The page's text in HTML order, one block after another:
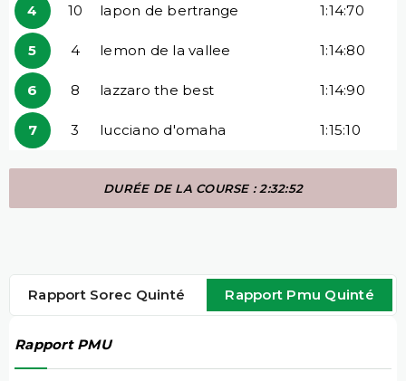
4 10 lapon de bertrange 1:14:70
5 4 lemon de la vallee 1:14:80
6 8 lazzaro the best 1:14:90
7 3 lucciano d'omaha 1:15:10
DURÉE DE LA COURSE : 2:32:52
Rapport Sorec Quinté Rapport Pmu Quinté
Rapport PMU